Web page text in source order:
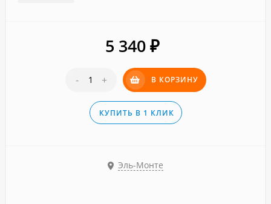
5 340 ₽
- + В КОРЗИНУ
КУПИТЬ В 1 КЛИК
Эль-Монте